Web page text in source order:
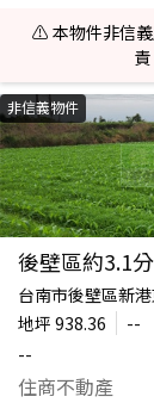
⚠️ 本物件非信義
非信義物件
後壁區約3.1
台南市後壁區新
地坪 938.36
--
--
住商不動產